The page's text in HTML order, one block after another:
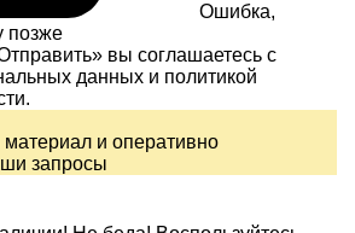
Ошибка,
позже
вы соглашаетесь с
данных и политикой
и оперативно
запросы